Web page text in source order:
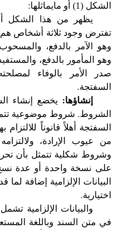
الشكل (1) أو ما
يماثلها:
يظهر من هذا الشكل
تفترض وجود ثلاثة أشخاص
وهو الآمر بالدفع،
وهو المأمور بالدفع،
صدر الأمر بالوفاء
السفتجة.
إنشاؤها: يخضع إنشاء
الشروط. شروط موضوعية
السفتجة أهلاً قانوناً
من عيوب الإرادة،
وشروط شكلية تتمثل بأن
على نسخة واحدة أو عدة
البيانات الإلزامية إضافة
اختيارية.
والبيانات الإلزامية
في متن السند وباللغة